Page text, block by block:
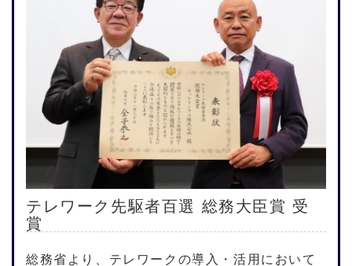
テレワーク先駆者百選 総務大臣賞 受
賞
総務省より、テレワークの導入・活用において